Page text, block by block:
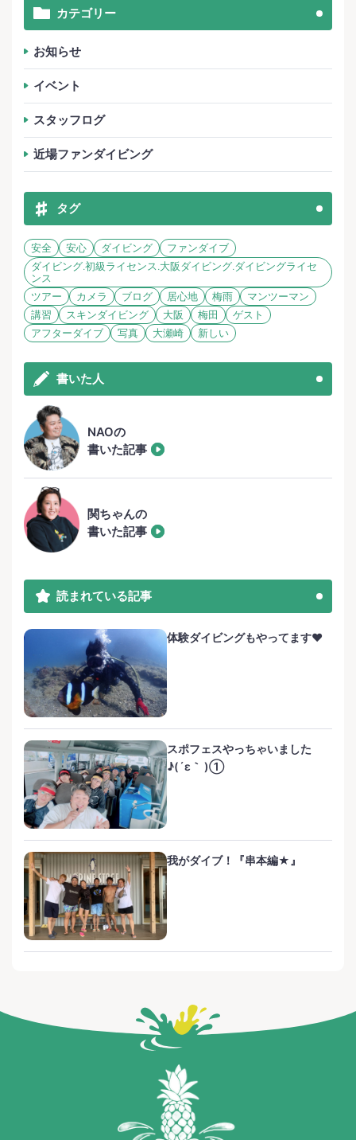
カテゴリー
お知らせ
イベント
スタッフログ
近場ファンダイビング
タグ
安全 安心 ダイビング
ファンダイブ
ダイビング.初級ライセンス.大阪ダイビング.ダイビングライセ
ンス
ツアー
カメラ ブログ 居心地 梅雨
マンツーマン
講習
スキンダイビング 大阪 梅田
ゲスト
アフターダイブ
写真 大瀬崎 新しい
書いた人
NAOの
書いた記事
関ちゃんの
書いた記事
読まれている記事
体験ダイビングもやってます❤️
スポフェスやっちゃいました
♪(´ε｀ )①
我がダイブ！『串本編★』